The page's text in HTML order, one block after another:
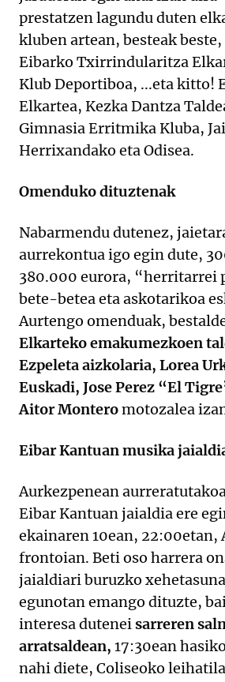
prestatzen lagundu duten
kluben artean, besteak beste,
Eibarko Txirrindularitza
Klub Deportiboa, ...eta kitto!
Elkartea, Kezka Dantza
Gimnasia Erritmika Kluba,
Herrixandako eta Odisea.
Omenduko dituztenak
Nabarmendu dutenez,
aurrekontua igo egin dute,
380.000 eurora, “herritarrei
bete-betea eta askotarikoa
Aurtengo omenduak,
Elkarteko emakumezkoen
Ezpeleta aizkolaria, Lorea
Euskadi, Jose Perez “El
Aitor Monteromotozalea
Eibar Kantuan musika
Aurkezpenean
Eibar Kantuan jaialdia ere
ekainaren 10ean, 22:00etan,
frontoian. Beti oso harrera
jaialdiari buruzko
egunotan emango dituzte,
interesa duteneisarreren
arratsaldean, 17:30ean
nahi diete, Coliseoko